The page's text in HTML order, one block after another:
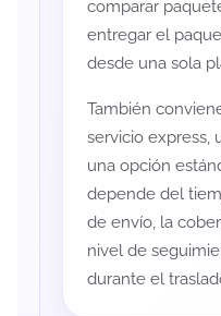
comparar
entregar el
desde una sola
También
servicio express,
una opción
depende del
de envío, la
nivel de
durante el